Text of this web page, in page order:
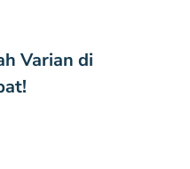
Varian di